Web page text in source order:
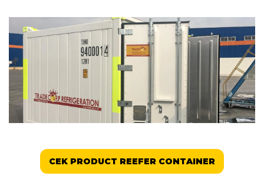
CEK PRODUCT REEFER CONTAINER